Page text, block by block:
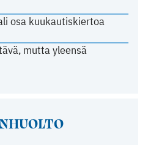
osa kuukautiskiertoa
mutta yleensä